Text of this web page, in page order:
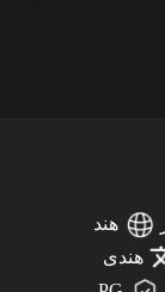
هند
هندی